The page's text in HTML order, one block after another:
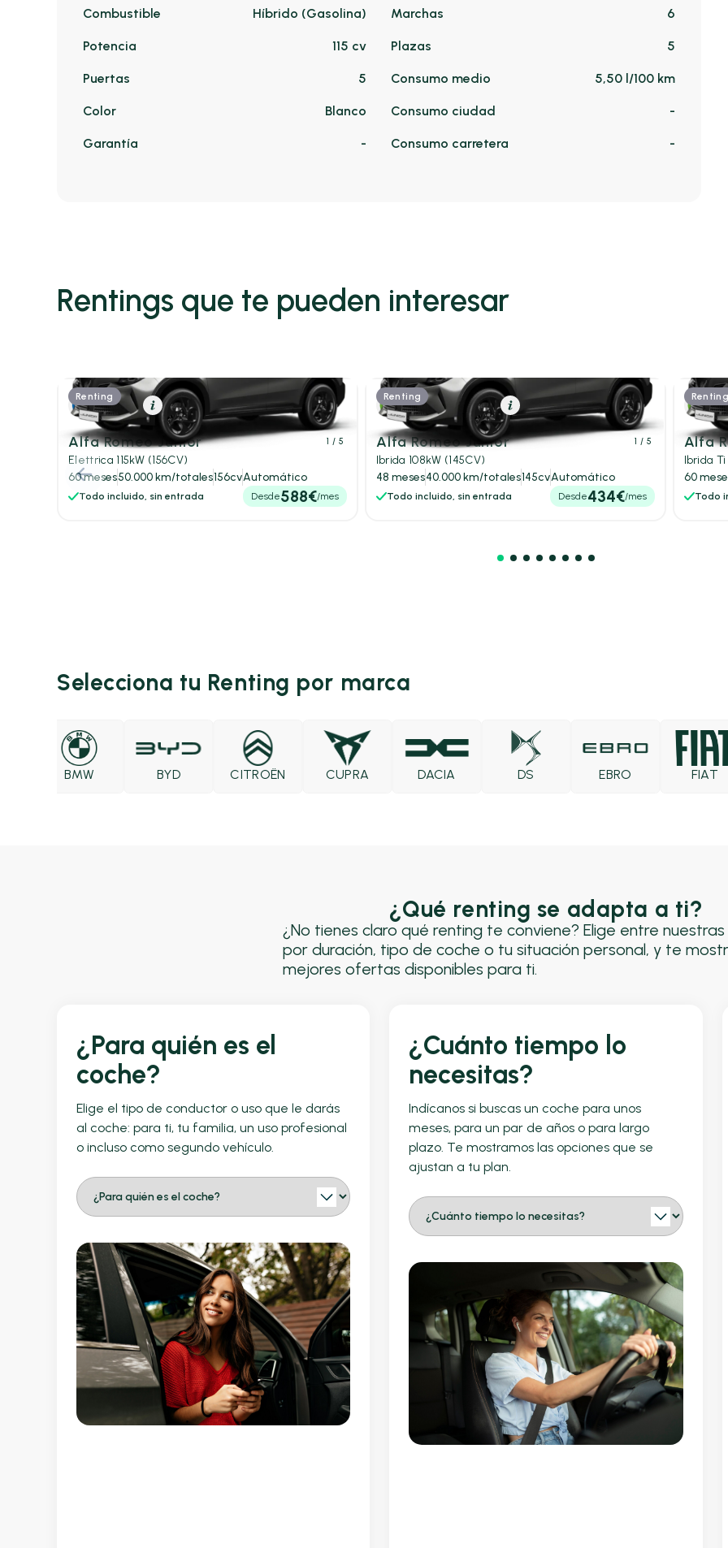
Combustible Híbrido (Gasolina)
Potencia 115 cv
Puertas 5
Color Blanco
Garantía -
Marchas 6
Plazas 5
Consumo medio 5,50 l/100 km
Consumo ciudad -
Consumo carretera -
Rentings que te pueden interesar
1 / 5
Renting
Eléctrico Resumen
Alfa Romeo Junior
Elettrica 115kW (156CV)
60 meses50.000 km/totales156cvAutomático
Todo incluido, sin entrada Desde588€/mes
1 / 5
Renting
Híbrido (Gasolina) Resumen
Alfa Romeo Junior
Ibrida 108kW (145CV)
48 meses40.000 km/totales145cvAutomático
Todo incluido, sin entrada Desde434€/mes
Renting
Alfa
Ibrida Ti
60
Todo
Selecciona tu Renting por marca
BMW CITROËN CUPRA DACIA EBRO FIAT
¿Qué renting se adapta a ti?
¿No tienes claro qué renting te conviene? Elige entre
por duración, tipo de coche o tu situación personal, y te
mejores ofertas disponibles para ti.
¿Para quién es el
coche?
Elige el tipo de conductor o uso que le darás
al coche: para ti, tu familia, un uso profesional
o incluso como segundo vehículo.
¿Cuánto tiempo lo
necesitas?
Indícanos si buscas un coche para unos
meses, para un par de años o para largo
plazo. Te mostramos las opciones que se
ajustan a tu plan.